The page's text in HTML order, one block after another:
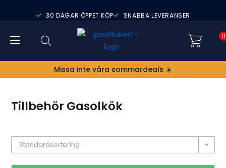
30 DAGAR ÖPPET KÖP SNABBA LEVERANSER
0
Missa inte våra sommardeals ☀️
Tillbehör Gasolkök
Standardsortering